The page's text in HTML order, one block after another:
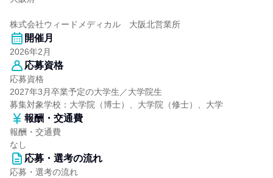
株式会社ウィードメディカル 大阪北営業所
開催月
2026年2月
応募資格
応募資格
2027年3月卒業予定の大学生／大学院生
募集対象学校：大学院（博士）、大学院（修士）、大学
報酬・交通費
報酬・交通費
なし
応募・選考の流れ
応募・選考の流れ